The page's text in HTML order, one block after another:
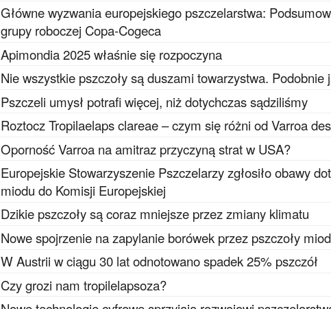
Główne wyzwania europejskiego pszczelarstwa:
grupy roboczej Copa-Cogeca
Apimondia 2025 właśnie się rozpoczyna
Nie wszystkie pszczoły są duszami towarzystwa. Podobnie
Pszczeli umysł potrafi więcej, niż dotychczas sądziliśmy
Roztocz Tropilaelaps clareae – czym się różni od Varroa
Oporność Varroa na amitraz przyczyną strat w USA?
Europejskie Stowarzyszenie Pszczelarzy zgłosiło obawy
miodu do Komisji Europejskiej
Dzikie pszczoły są coraz mniejsze przez zmiany klimatu
Nowe spojrzenie na zapylanie borówek przez pszczoły
W Austrii w ciągu 30 lat odnotowano spadek 25% pszczół
Czy grozi nam tropilelapsoza?